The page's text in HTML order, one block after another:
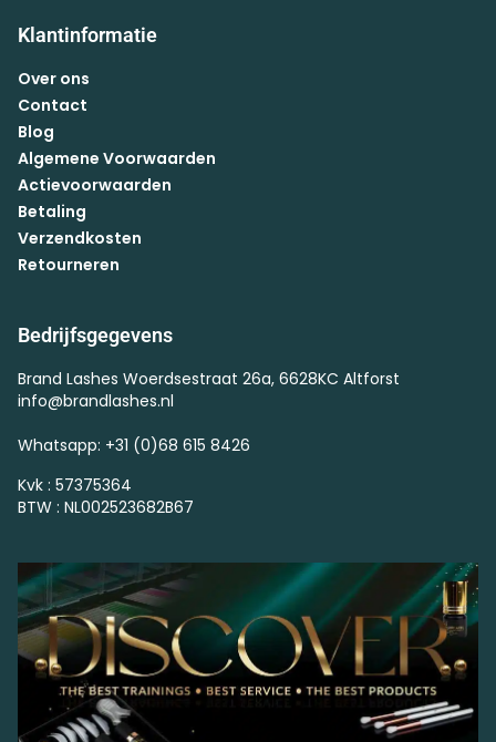
Klantinformatie
Over ons
Contact
Blog
Algemene Voorwaarden
Actievoorwaarden
Betaling
Verzendkosten
Retourneren
Bedrijfsgegevens
Brand Lashes Woerdsestraat 26a, 6628KC Altforst
info@brandlashes.nl
Whatsapp: +31 (0)68 615 8426
Kvk : 57375364
BTW : NL002523682B67